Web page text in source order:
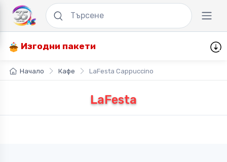
Изгодни пакети
Начало Кафе LaFesta Cappuccino
LaFesta